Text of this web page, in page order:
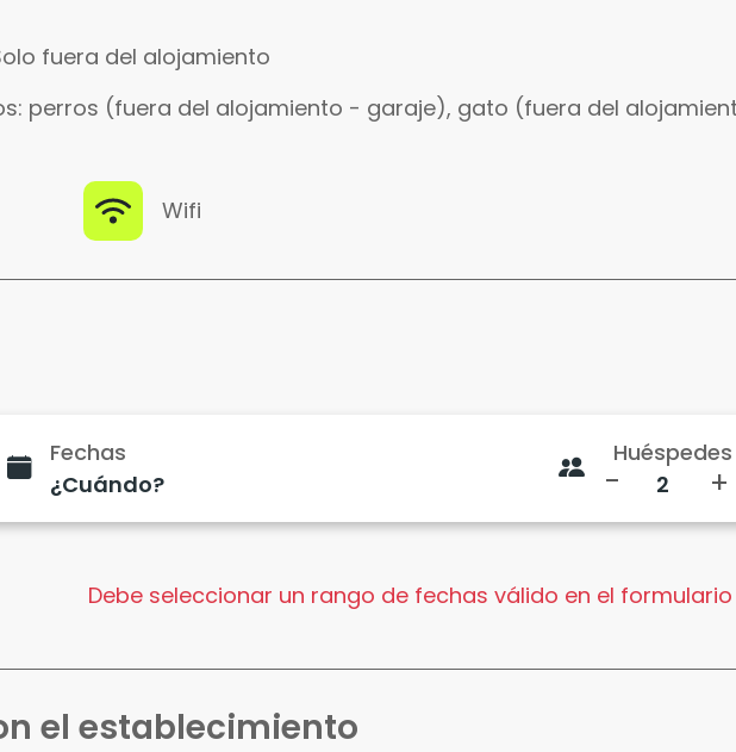
fuera del alojamiento
perros (fuera del alojamiento - garaje), gato (fuera del
Wifi
Fechas Huéspedes
- +
Debe seleccionar un rango de fechas válido en el
el establecimiento